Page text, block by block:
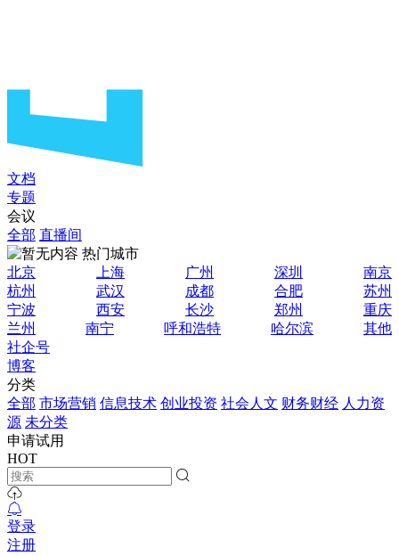
文档
专题
会议
全部 直播间
热门城市
北京
上海 广州 深圳
南京
杭州
武汉 成都 合肥
苏州
宁波
西安 长沙 郑州
重庆
兰州
南宁 呼和浩特 哈尔滨
其他
社企号
博客
分类
全部 市场营销 信息技术 创业投资 社会人文 财务财经 人力资
源 未分类
申请试用
HOT
登录
注册